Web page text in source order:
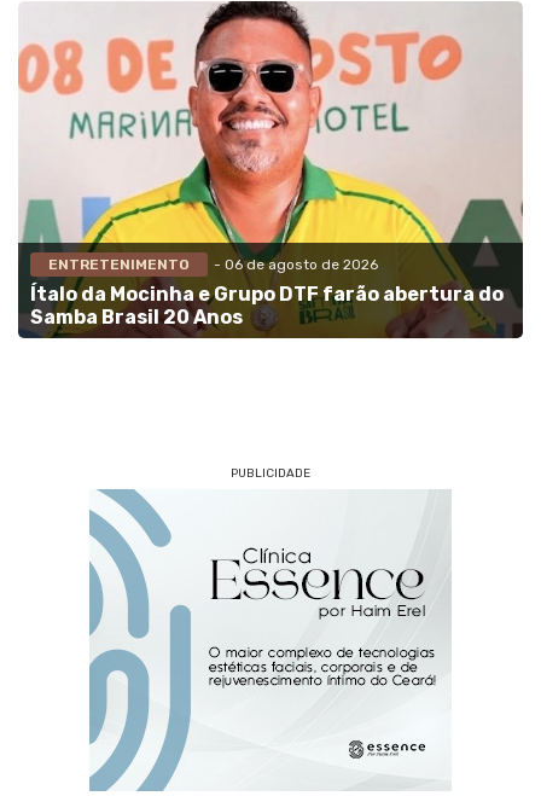
ENTRETENIMENTO - 06 de agosto de 2026
Ítalo da Mocinha e Grupo DTF farão abertura do
Samba Brasil 20 Anos
PUBLICIDADE